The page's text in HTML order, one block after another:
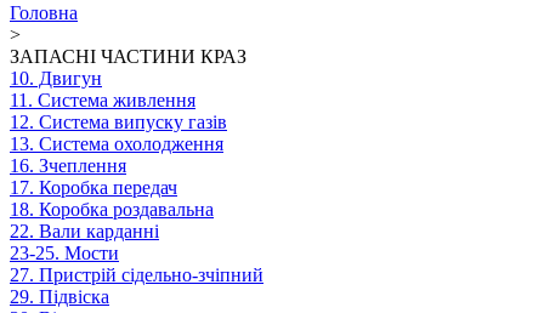
Головна
>
ЗАПАСНІ ЧАСТИНИ КРАЗ
10. Двигун
11. Система живлення
12. Система випуску газів
13. Система охолодження
16. Зчеплення
17. Коробка передач
18. Коробка роздавальна
22. Вали карданні
23-25. Мости
27. Пристрій сідельно-зчіпний
29. Підвіска